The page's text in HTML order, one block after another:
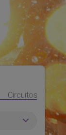
Circuitos y